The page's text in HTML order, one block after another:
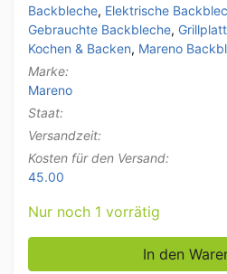
Backbleche, Elektrische
Gebrauchte Backbleche,
Kochen & Backen, Mareno
Marke:
Mareno
Staat:
Versandzeit:
Kosten für den Versand:
45.00
Nur noch 1 vorrätig
Edelstahl Mareno Drop-in-
In den